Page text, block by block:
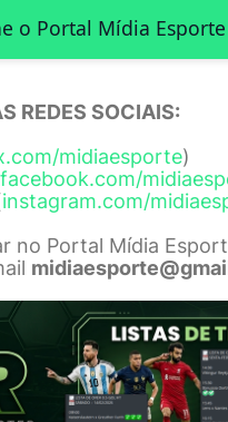
o Portal Mídia
REDES SOCIAIS:
midiaesporte)
facebook.com/
instagram.com/
no Portal Mídia